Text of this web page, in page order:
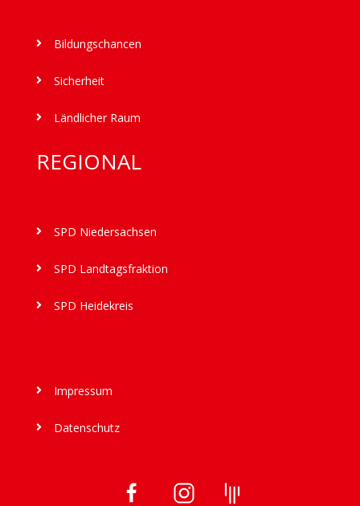
 Bildungschancen
 Sicherheit
 Ländlicher Raum
REGIONAL
 SPD Niedersachsen
 SPD Landtagsfraktion
 SPD Heidekreis
 Impressum
 Datenschutz